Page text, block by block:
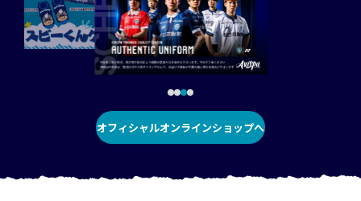
オフィシャルオンラインショップへ